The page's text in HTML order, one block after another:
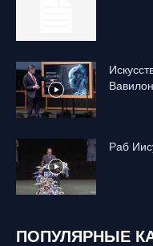
Раб
ПОПУЛЯРНЫЕ